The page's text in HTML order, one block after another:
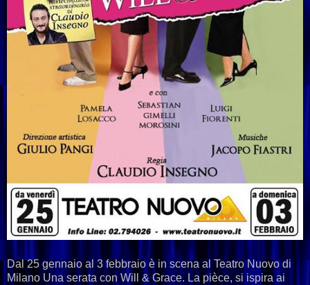
Dal 25 gennaio al 3 febbraio è in scena al Teatro Nuovo di
Milano Una serata con Will & Grace. La pièce, si ispira ai